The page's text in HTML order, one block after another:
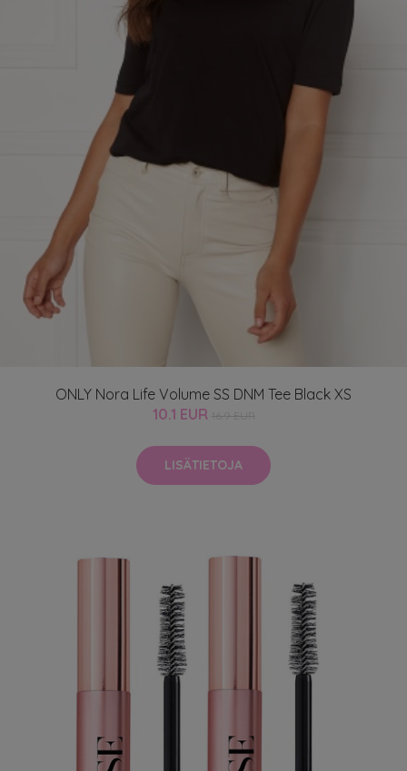
ONLY Nora Life Volume SS DNM Tee Black XS
10.1 EUR
LISÄTIETOJA